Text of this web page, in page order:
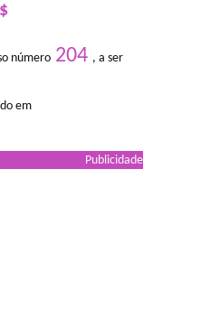
número204 , a ser
em
Publicidade